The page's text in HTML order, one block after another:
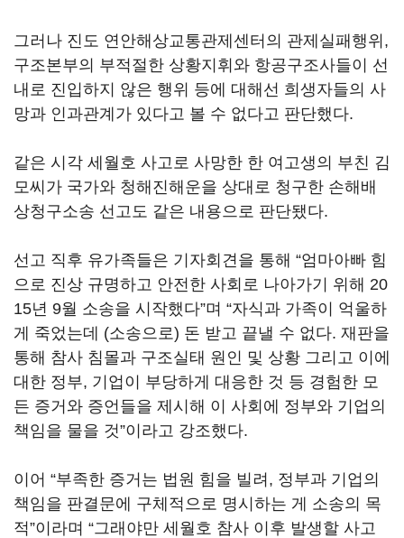
그러나 진도 연안해상교통관제센터의 관제실패행위,
구조본부의 부적절한 상황지휘와 항공구조사들이 선
내로 진입하지 않은 행위 등에 대해선 희생자들의 사
망과 인과관계가 있다고 볼 수 없다고 판단했다.
같은 시각 세월호 사고로 사망한 한 여고생의 부친 김
모씨가 국가와 청해진해운을 상대로 청구한 손해배
상청구소송 선고도 같은 내용으로 판단됐다.
선고 직후 유가족들은 기자회견을 통해 “엄마아빠 힘
으로 진상 규명하고 안전한 사회로 나아가기 위해 20
15년 9월 소송을 시작했다”며 “자식과 가족이 억울하
게 죽었는데 (소송으로) 돈 받고 끝낼 수 없다. 재판을
통해 참사 침몰과 구조실태 원인 및 상황 그리고 이에
대한 정부, 기업이 부당하게 대응한 것 등 경험한 모
든 증거와 증언들을 제시해 이 사회에 정부와 기업의
책임을 물을 것”이라고 강조했다.
이어 “부족한 증거는 법원 힘을 빌려, 정부과 기업의
책임을 판결문에 구체적으로 명시하는 게 소송의 목
적”이라며 “그래야만 세월호 참사 이후 발생할 사고